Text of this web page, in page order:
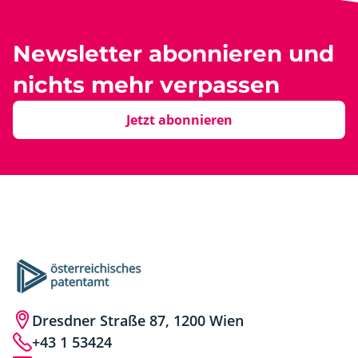
Newsletter abonnieren und
nichts mehr verpassen
Jetzt abonnieren
Dresdner Straße 87, 1200 Wien
+43 1 53424